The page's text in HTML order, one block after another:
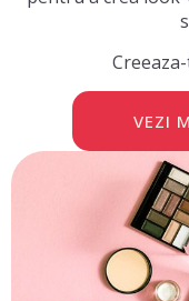
VEZI